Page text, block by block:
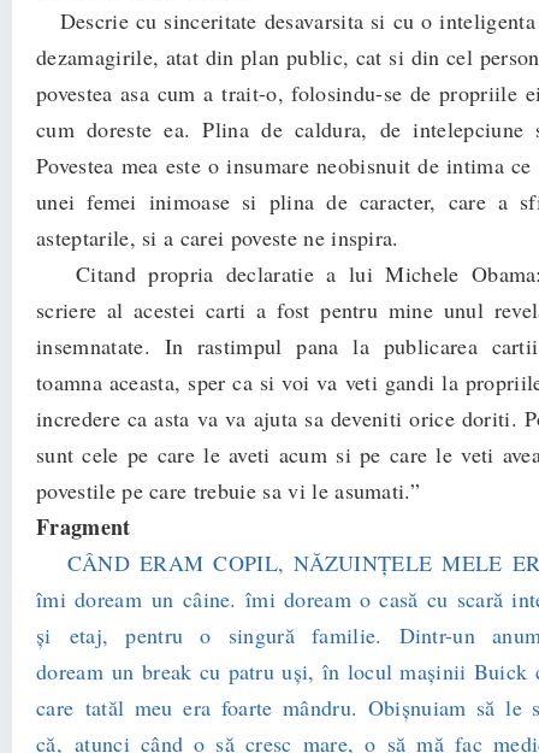
Descrie cu sinceritate desavarsita si cu o
dezamagirile, atat din plan public, cat si din cel
povestea asa cum a trait-o, folosindu-se de propriile
cum doreste ea. Plina de caldura, de
Povestea mea este o insumare neobisnuit de intima
unei femei inimoase si plina de caracter, care a
asteptarile, si a carei poveste ne inspira.
Citand propria declaratie a lui Michele
scriere al acestei carti a fost pentru mine unul
insemnatate. In rastimpul pana la publicarea
toamna aceasta, sper ca si voi va veti gandi la
incredere ca asta va va ajuta sa deveniti orice doriti.
sunt cele pe care le aveti acum si pe care le veti
povestile pe care trebuie sa vi le asumati.”
Fragment
CÂND ERAM COPIL, NĂZUINŢELE MELE
îmi doream un câine. îmi doream o casă cu scară
şi etaj, pentru o singură familie. Dintr-un
doream un break cu patru uşi, în locul maşinii Buick
care tatăl meu era foarte mândru. Obişnuiam să le
că, atunci când o să cresc mare, o să mă fac